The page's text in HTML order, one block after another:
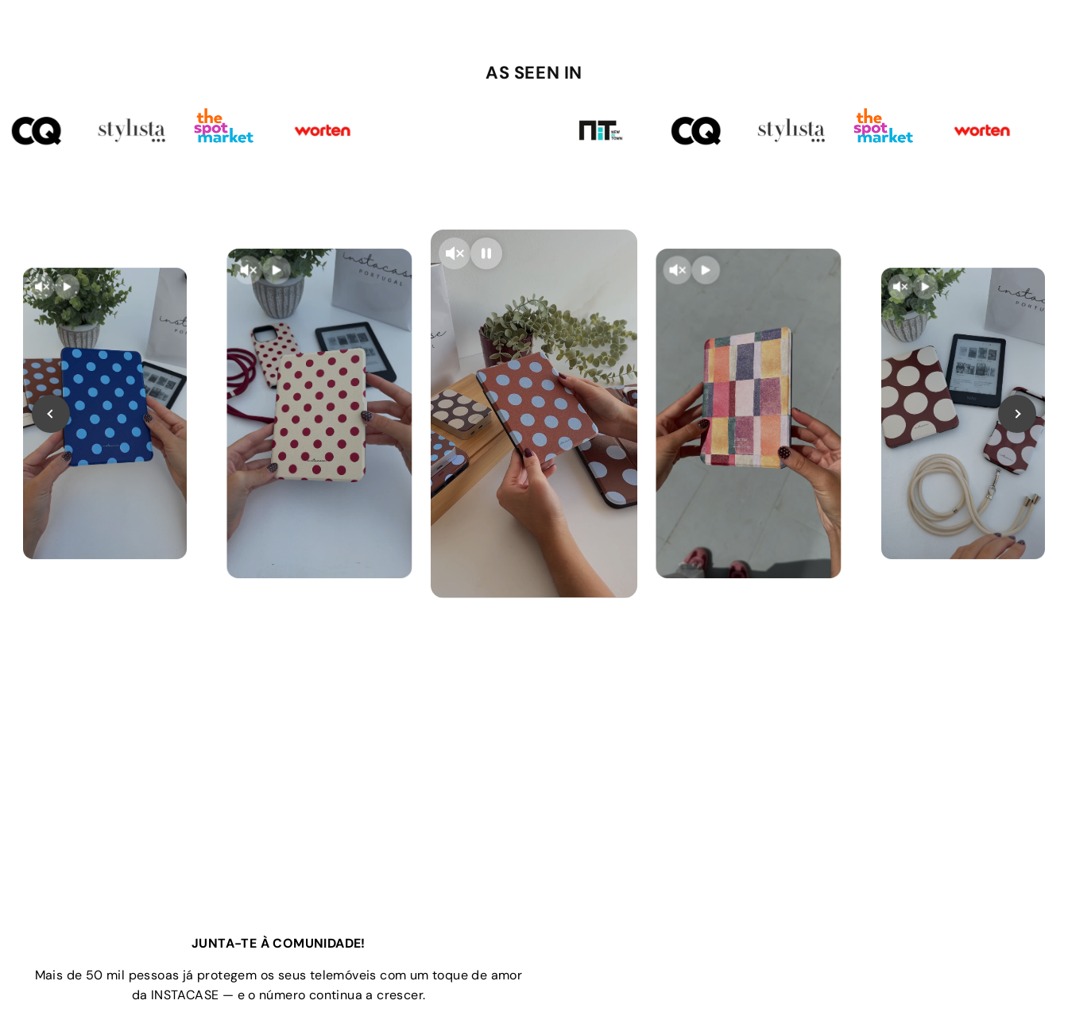
AS SEEN IN
JUNTA-TE À COMUNIDADE!
Mais de 50 mil pessoas já protegem os seus telemóveis com um toque de amor
da INSTACASE — e o número continua a crescer.